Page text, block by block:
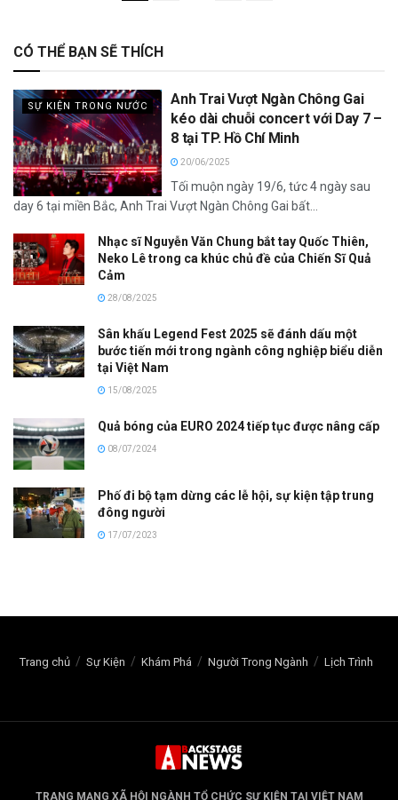
CÓ THỂ BẠN SẼ THÍCH
SỰ KIỆN TRONG NƯỚC
Anh Trai Vượt Ngàn Chông Gai
kéo dài chuỗi concert với Day 7 –
8 tại TP. Hồ Chí Minh
20/06/2025
Tối muộn ngày 19/6, tức 4 ngày sau
day 6 tại miền Bắc, Anh Trai Vượt Ngàn Chông Gai bất...
Nhạc sĩ Nguyễn Văn Chung bắt tay Quốc Thiên,
Neko Lê trong ca khúc chủ đề của Chiến Sĩ Quả
Cảm
28/08/2025
Sân khấu Legend Fest 2025 sẽ đánh dấu một
bước tiến mới trong ngành công nghiệp biểu diễn
tại Việt Nam
15/08/2025
Quả bóng của EURO 2024 tiếp tục được nâng cấp
08/07/2024
Phố đi bộ tạm dừng các lễ hội, sự kiện tập trung
đông người
17/07/2023
Trang chủ Sự Kiện Khám Phá Người Trong Ngành Lịch Trình
TRANG MẠNG XÃ HỘI NGÀNH TỔ CHỨC SỰ KIỆN TẠI VIỆT NAM